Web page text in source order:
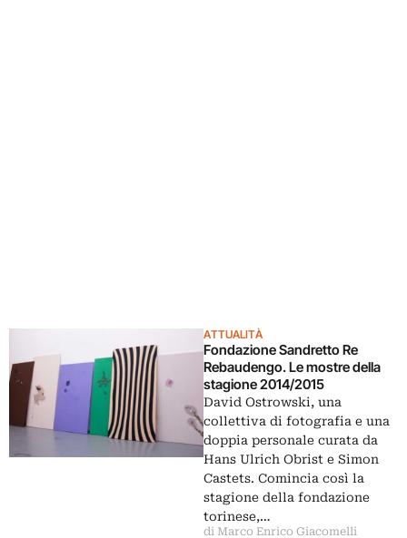
ATTUALITÀ
Fondazione Sandretto Re
Rebaudengo. Le mostre della
stagione 2014/2015
David Ostrowski, una
collettiva di fotografia e una
doppia personale curata da
Hans Ulrich Obrist e Simon
Castets. Comincia così la
stagione della fondazione
torinese,…
di Marco Enrico Giacomelli